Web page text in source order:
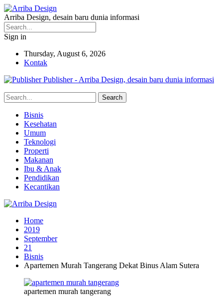
Arriba Design, desain baru dunia informasi
Sign in
Thursday, August 6, 2026
Kontak
Publisher - Arriba Design, desain baru dunia informasi
Bisnis
Kesehatan
Umum
Teknologi
Properti
Makanan
Ibu & Anak
Pendidikan
Kecantikan
Home
2019
September
21
Bisnis
Apartemen Murah Tangerang Dekat Binus Alam Sutera
apartemen murah tangerang